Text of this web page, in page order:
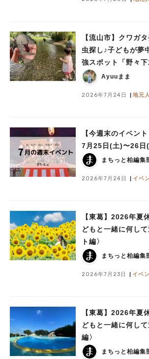
【流山市】クワガ
虫探し♪子どもが夢
強スポット「野々下
Ayuuまま
2026年7月24日 地元人
【今週末のイベン
7月25日(土)〜26日
まちっと柏編集
2026年7月24日 イベ
【東葛】2026年夏
どもと一緒に何し
ト編〉
まちっと柏編集
2026年7月23日 イベ
【東葛】2026年夏
どもと一緒に何し
編〉
まちっと柏編集
人気のキーワード
#ラーメン#ショッピング
#イベント#公園#教えたい／教えて投稿記事
#教えたい/こんなの見つけた